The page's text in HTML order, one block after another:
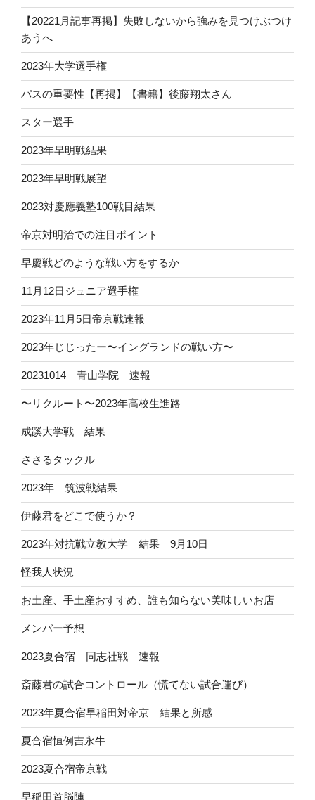
【20221月記事再掲】失敗しないから強みを見つけぶつけ
あうへ
2023年大学選手権
パスの重要性【再掲】【書籍】後藤翔太さん
スター選手
2023年早明戦結果
2023年早明戦展望
2023対慶應義塾100戦目結果
帝京対明治での注目ポイント
早慶戦どのような戦い方をするか
11月12日ジュニア選手権
2023年11月5日帝京戦速報
2023年じじったー〜イングランドの戦い方〜
20231014 青山学院 速報
〜リクルート〜2023年高校生進路
成蹊大学戦 結果
ささるタックル
2023年 筑波戦結果
伊藤君をどこで使うか？
2023年対抗戦立教大学 結果 9月10日
怪我人状況
お土産、手土産おすすめ、誰も知らない美味しいお店
メンバー予想
2023夏合宿 同志社戦 速報
斎藤君の試合コントロール（慌てない試合運び）
2023年夏合宿早稲田対帝京 結果と所感
夏合宿恒例吉永牛
2023夏合宿帝京戦
早稲田首脳陣